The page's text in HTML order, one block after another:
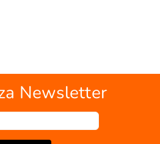
Newsletter